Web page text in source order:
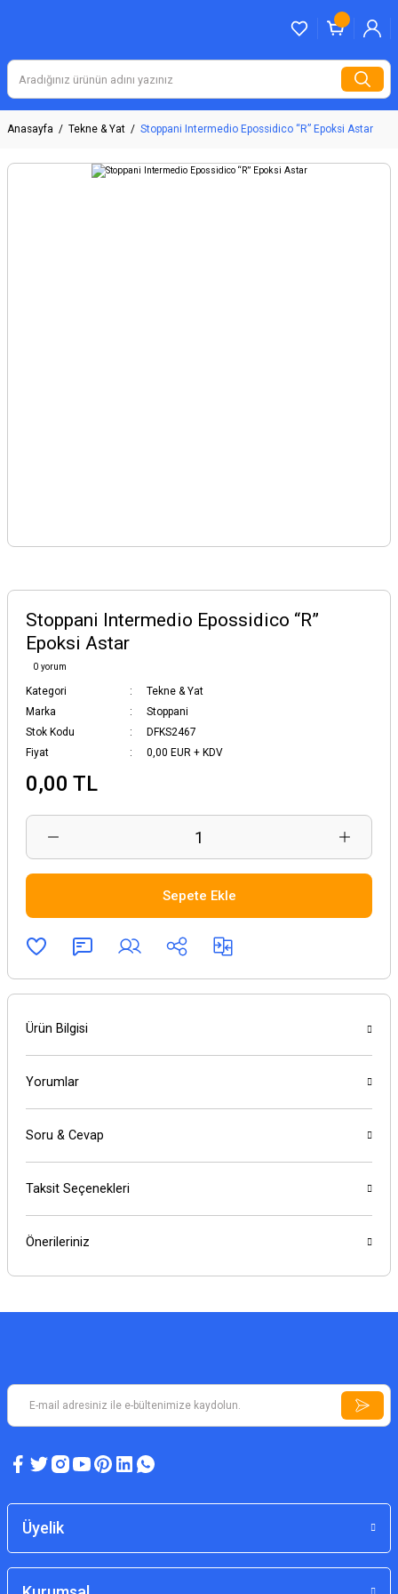
Anasayfa Tekne & Yat Stoppani Intermedio Epossidico “R” Epoksi Astar
Stoppani Intermedio Epossidico “R”
Epoksi Astar
0 yorum
Kategori
Tekne & Yat
Marka
Stoppani
Stok Kodu
DFKS2467
Fiyat
0,00 EUR + KDV
0,00 TL
Sepete Ekle
Ürün Bilgisi
Yorumlar
Soru & Cevap
Taksit Seçenekleri
Önerileriniz
Üyelik